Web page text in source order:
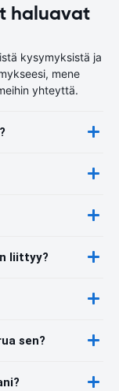
haluavat
kysymyksistä ja
mene
yhteyttä.
liittyy?
sen?